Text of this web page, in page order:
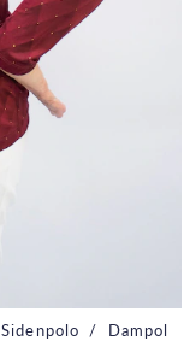
Sidenpolo